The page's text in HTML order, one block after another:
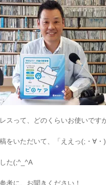
スって、どのくらいお使いです
をいただいて、「ええっ(;・∀・)
た(;^_^A
考に、お聞きください！